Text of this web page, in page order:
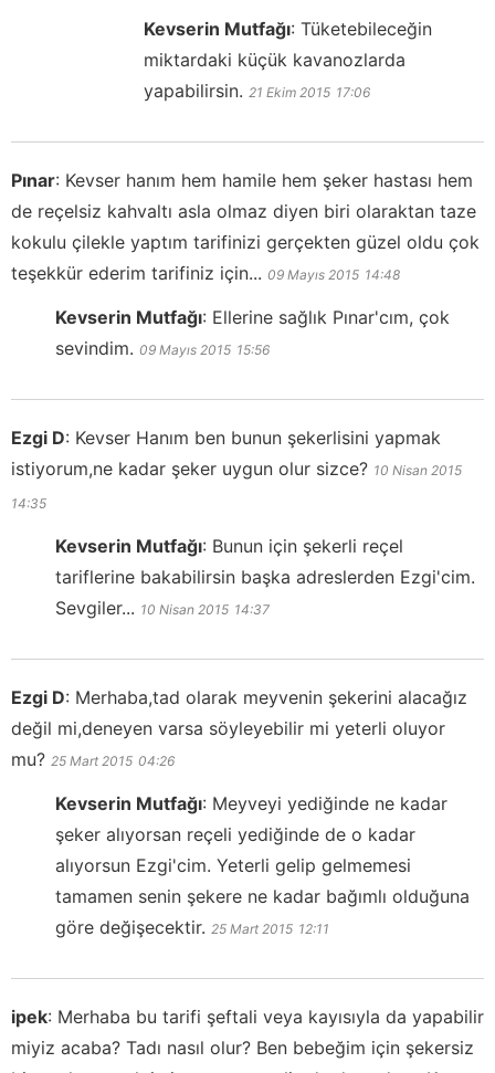
Kevserin Mutfağı: Tüketebileceğin
miktardaki küçük kavanozlarda
yapabilirsin. 21 Ekim 2015 17:06
Pınar: Kevser hanım hem hamile hem şeker hastası hem
de reçelsiz kahvaltı asla olmaz diyen biri olaraktan taze
kokulu çilekle yaptım tarifinizi gerçekten güzel oldu çok
teşekkür ederim tarifiniz için... 09 Mayıs 2015 14:48
Kevserin Mutfağı: Ellerine sağlık Pınar'cım, çok
sevindim. 09 Mayıs 2015 15:56
Ezgi D: Kevser Hanım ben bunun şekerlisini yapmak
istiyorum,ne kadar şeker uygun olur sizce? 10 Nisan 2015
14:35
Kevserin Mutfağı: Bunun için şekerli reçel
tariflerine bakabilirsin başka adreslerden Ezgi'cim.
Sevgiler... 10 Nisan 2015 14:37
Ezgi D: Merhaba,tad olarak meyvenin şekerini alacağız
değil mi,deneyen varsa söyleyebilir mi yeterli oluyor
mu? 25 Mart 2015 04:26
Kevserin Mutfağı: Meyveyi yediğinde ne kadar
şeker alıyorsan reçeli yediğinde de o kadar
alıyorsun Ezgi'cim. Yeterli gelip gelmemesi
tamamen senin şekere ne kadar bağımlı olduğuna
göre değişecektir. 25 Mart 2015 12:11
ipek: Merhaba bu tarifi şeftali veya kayısıyla da yapabilir
miyiz acaba? Tadı nasıl olur? Ben bebeğim için şekersiz